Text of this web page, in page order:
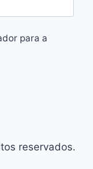
para a
reservados.